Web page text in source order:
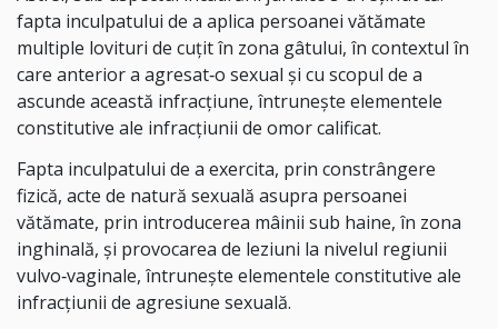
fapta inculpatului de a aplica persoanei vătămate
multiple lovituri de cuţit în zona gâtului, în contextul în
care anterior a agresat‑o sexual şi cu scopul de a
ascunde această infracţiune, întruneşte elementele
constitutive ale infracţiunii de omor calificat.
Fapta inculpatului de a exercita, prin constrângere
fizică, acte de natură sexuală asupra persoanei
vătămate, prin introducerea mâinii sub haine, în zona
inghinală, şi provocarea de leziuni la nivelul regiunii
vulvo‑vaginale, întruneşte elementele constitutive ale
infracţiunii de agresiune sexuală.